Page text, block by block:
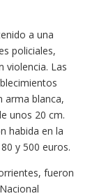
a una
policiales,
violencia. Las
arma blanca,
unos 20 cm.
habida en la
y 500 euros.
fueron